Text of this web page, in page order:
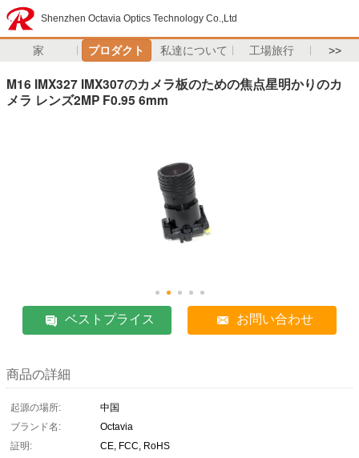
Shenzhen Octavia Optics Technology Co.,Ltd
家 プロダクト 私達について 工場旅行 >>
M16 IMX327 IMX307のカメラ板のための焦点星明かりのカ
メラ レンズ2MP F0.95 6mm
ベストプライス お問い合わせ
商品の詳細
起源の場所:
中国
ブランド名:
Octavia
証明:
CE, FCC, RoHS